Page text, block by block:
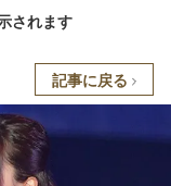
されます
記事に戻る